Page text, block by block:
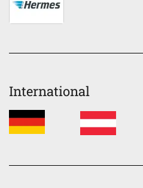
International